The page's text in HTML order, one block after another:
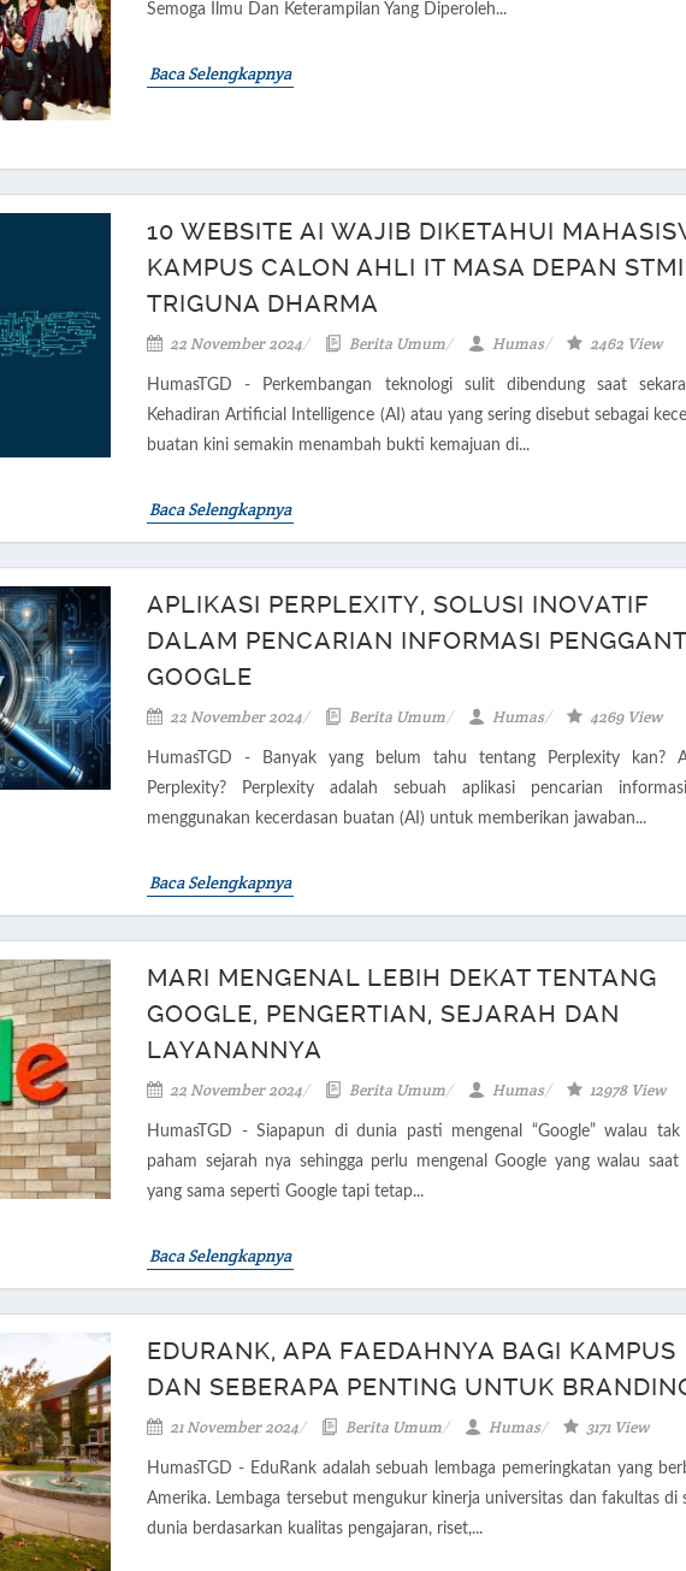
Semoga Ilmu Dan Keterampilan Yang Diperoleh...
Baca Selengkapnya
10 WEBSITE AI WAJIB DIKETAHUI
KAMPUS CALON AHLI IT MASA DEPAN
TRIGUNA DHARMA
22 November 2024 Berita Umum Humas 2462 View
HumasTGD - Perkembangan teknologi sulit dibendung saat
Kehadiran Artificial Intelligence (AI) atau yang sering disebut sebagai
buatan kini semakin menambah bukti kemajuan di...
Baca Selengkapnya
APLIKASI PERPLEXITY, SOLUSI INOVATIF
DALAM PENCARIAN INFORMASI
GOOGLE
22 November 2024 Berita Umum Humas 4269 View
HumasTGD - Banyak yang belum tahu tentang Perplexity kan?
Perplexity? Perplexity adalah sebuah aplikasi pencarian
menggunakan kecerdasan buatan (AI) untuk memberikan jawaban...
Baca Selengkapnya
MARI MENGENAL LEBIH DEKAT TENTANG
GOOGLE, PENGERTIAN, SEJARAH DAN
LAYANANNYA
22 November 2024 Berita Umum Humas 12978 View
HumasTGD - Siapapun di dunia pasti mengenal “Google” walau tak
paham sejarah nya sehingga perlu mengenal Google yang walau saat
yang sama seperti Google tapi tetap...
Baca Selengkapnya
EDURANK, APA FAEDAHNYA BAGI KAMPUS
DAN SEBERAPA PENTING UNTUK
21 November 2024 Berita Umum Humas 3171 View
HumasTGD - EduRank adalah sebuah lembaga pemeringkatan yang
Amerika. Lembaga tersebut mengukur kinerja universitas dan fakultas di
dunia berdasarkan kualitas pengajaran, riset,...